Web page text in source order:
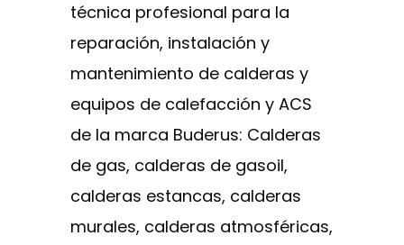
técnica profesional para la
reparación, instalación y
mantenimiento de calderas y
equipos de calefacción y ACS
de la marca Buderus: Calderas
de gas, calderas de gasoil,
calderas estancas, calderas
murales, calderas atmosféricas,